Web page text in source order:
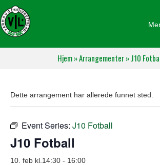
Hjem»Arrangementer»J10
Dette arrangement har allerede funnet sted.
Event Series: J10 Fotball
J10 Fotball
10. feb kl.14:30 - 16:00